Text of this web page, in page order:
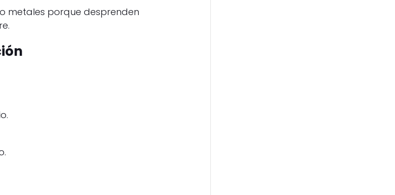
metales porque desprenden